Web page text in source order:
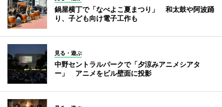
鍋屋横丁で「なべよこ夏まつり」 和太鼓や阿波踊
り、子ども向け電子工作も
見る・遊ぶ
中野セントラルパークで「夕涼みアニメシアタ
ー」 アニメをビル壁面に投影